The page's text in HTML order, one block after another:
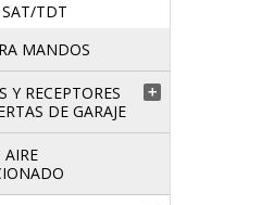
TDT
MANDOS
Y RECEPTORES
DE GARAJE
